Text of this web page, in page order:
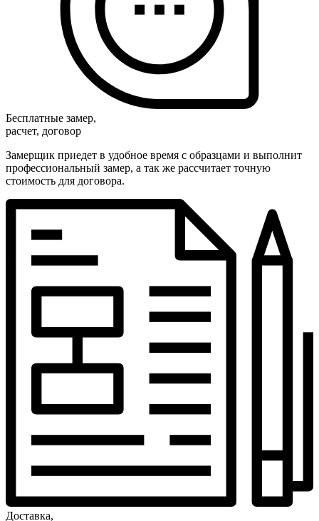
Бесплатные замер,
расчет, договор
Замерщик приедет в удобное время с образцами и выполнит
профессиональный замер, а так же рассчитает точную
стоимость для договора.
Доставка,